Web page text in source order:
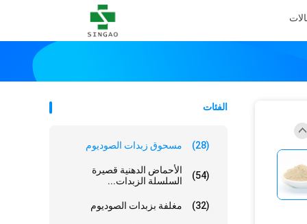
الفئات
مسحوق زبدات الصوديوم (28)
الأحماض الدهنية قصيرة
السلسلة الزبدات...
(54)
مغلفة بزبدات الصوديوم (32)